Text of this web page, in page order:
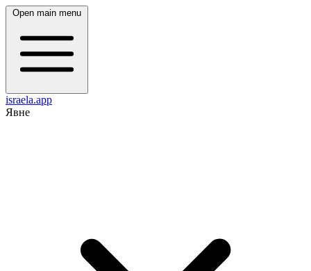
Open main menu
israela.app
Явне